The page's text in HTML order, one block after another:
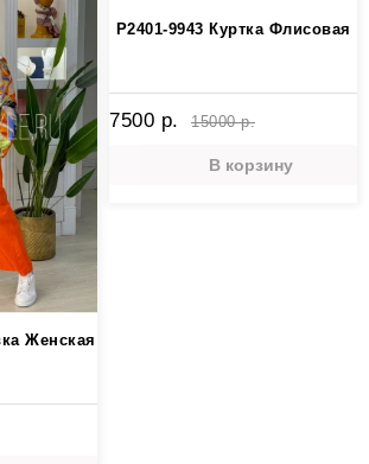
Женская
P2401-9943 Куртка Флисовая
7500 р. 15000 р.
В корзину